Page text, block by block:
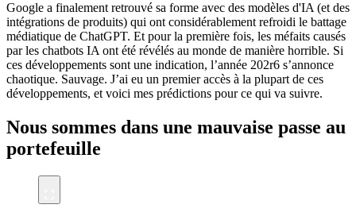
Google a finalement retrouvé sa forme avec des modèles d'IA (et des
intégrations de produits) qui ont considérablement refroidi le battage
médiatique de ChatGPT. Et pour la première fois, les méfaits causés
par les chatbots IA ont été révélés au monde de manière horrible. Si
ces développements sont une indication, l’année 202r6 s’annonce
chaotique. Sauvage. J’ai eu un premier accès à la plupart de ces
développements, et voici mes prédictions pour ce qui va suivre.
Nous sommes dans une mauvaise passe au
portefeuille